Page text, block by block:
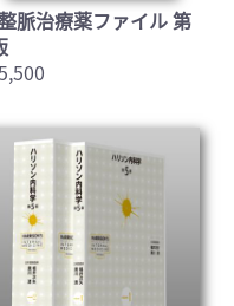
脈治療薬ファイル 第